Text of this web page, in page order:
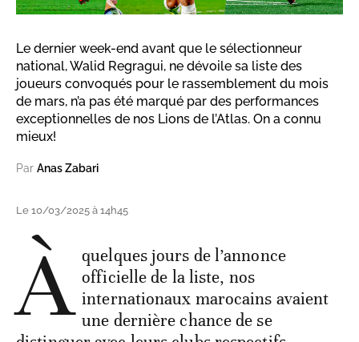
Le dernier week-end avant que le sélectionneur
national, Walid Regragui, ne dévoile sa liste des
joueurs convoqués pour le rassemblement du mois
de mars, n’a pas été marqué par des performances
exceptionnelles de nos Lions de l’Atlas. On a connu
mieux!
Par Anas Zabari
Le 10/03/2025 à 14h45
À quelques jours de l’annonce
officielle de la liste, nos
internationaux marocains avaient
une dernière chance de se